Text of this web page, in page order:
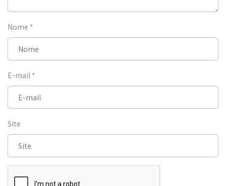
Nome *
E-mail *
Site